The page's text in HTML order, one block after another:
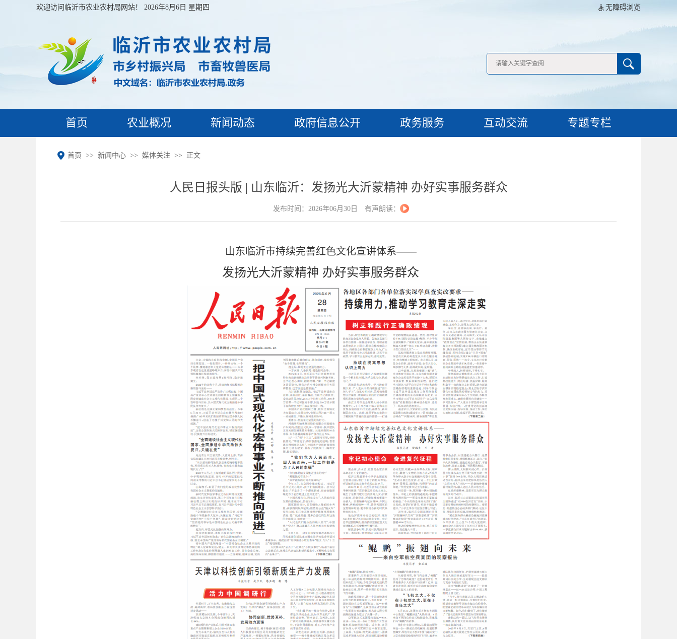
欢迎访问临沂市农业农村局网站！ 2026年8月6日 星期四 无障碍浏览
首页 农业概况 新闻动态 政府信息公开 政务服务 互动交流 专题专栏
首页 新闻中心 媒体关注 正文
人民日报头版 | 山东临沂：发扬光大沂蒙精神 办好实事服务群众
发布时间：2026年06月30日 有声朗读：
山东临沂市持续完善红色文化宣讲体系——
发扬光大沂蒙精神 办好实事服务群众